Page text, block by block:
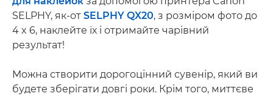
SELPHY, як-от SELPHY QX20, з розміром фото до
4 x 6, наклейте їх і отримайте чарівний
результат!
Можна створити дорогоцінний сувенір, який ви
будете зберігати довгі роки. Крім того, миттєве